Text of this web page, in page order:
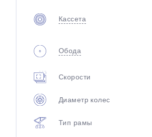
Кассета
Обода
Скорости
Диаметр колес
Тип рамы